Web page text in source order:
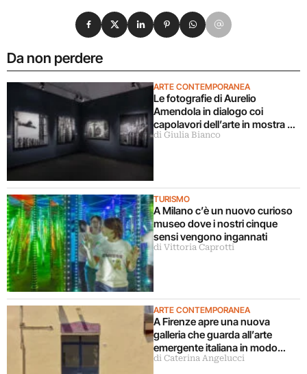
Da non perdere
ARTE CONTEMPORANEA
Le fotografie di Aurelio
Amendola in dialogo coi
capolavori dell’arte in mostra a
Milano
di Giulia Bianco
TURISMO
A Milano c’è un nuovo curioso
museo dove i nostri cinque
sensi vengono ingannati
di Vittoria Caprotti
ARTE CONTEMPORANEA
A Firenze apre una nuova
galleria che guarda all’arte
emergente italiana in modo
decentrato
di Caterina Angelucci
Condividi su Facebook
Condividi su X
Condividi su LinkedIn
Condividi su Pinterest
Condividi su WhatsApp
Condividi su Email